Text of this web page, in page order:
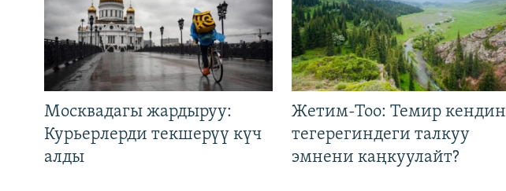
Москвадагы жардыруу:
Курьерлерди текшерүү күч
алды
Жетим-Тоо: Темир кендин
тегерегиндеги талкуу
эмнени каңкуулайт?